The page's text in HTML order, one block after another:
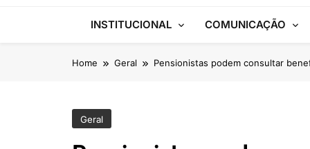
ANFIP Nacional
INSTITUCIONAL COMUNICAÇÃO
Home Geral Pensionistas podem consultar
Geral